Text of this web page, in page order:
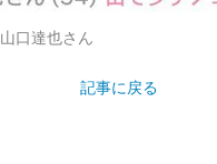
山口達也さん
記事に戻る